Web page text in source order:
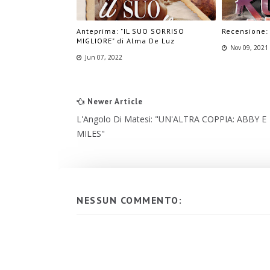
Anteprima: "IL SUO SORRISO
MIGLIORE" di Alma De Luz
Jun 07, 2022
Recensione:
Nov 09, 2021
Newer Article
L'Angolo Di Matesi: "UN'ALTRA COPPIA: ABBY E
MILES"
NESSUN COMMENTO: